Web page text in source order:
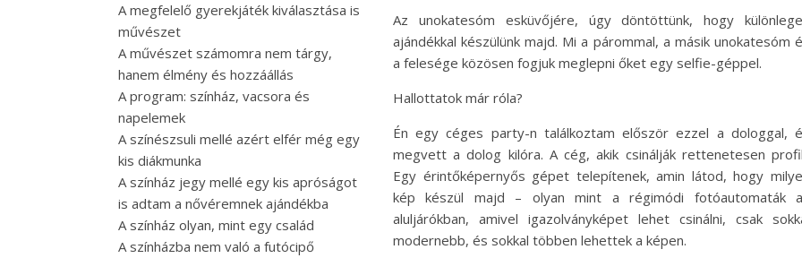
A megfelelő gyerekjáték kiválasztása is
művészet
A művészet számomra nem tárgy,
hanem élmény és hozzáállás
A program: színház, vacsora és
napelemek
A színészsuli mellé azért elfér még egy
kis diákmunka
A színház jegy mellé egy kis apróságot
is adtam a nővéremnek ajándékba
A színház olyan, mint egy család
A színházba nem való a futócipő
Az unokatesóm esküvőjére, úgy döntöttünk, hogy
ajándékkal készülünk majd. Mi a párommal, a másik unokatesóm
a felesége közösen fogjuk meglepni őket egy selfie-géppel.
Hallottatok már róla?
Én egy céges party-n találkoztam először ezzel a dologgal,
megvett a dolog kilóra. A cég, akik csinálják rettenetesen
Egy érintőképernyős gépet telepítenek, amin látod, hogy
kép készül majd – olyan mint a régimódi fotóautomaták
aluljárókban, amivel igazolványképet lehet csinálni, csak
modernebb, és sokkal többen lehettek a képen.